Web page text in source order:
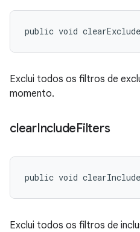
public void
Exclui todos os filtros de
momento.
clearIncludeFilters
public void
Exclui todos os filtros de